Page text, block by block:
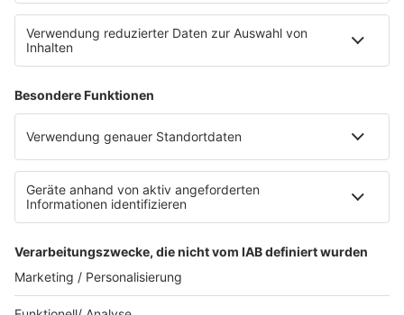
Alexa
App
WhatsApp-Kanal
Impressum
AGB
Datenschutzerklärung
Teilnahmebedingungen
Presse
Kontakt